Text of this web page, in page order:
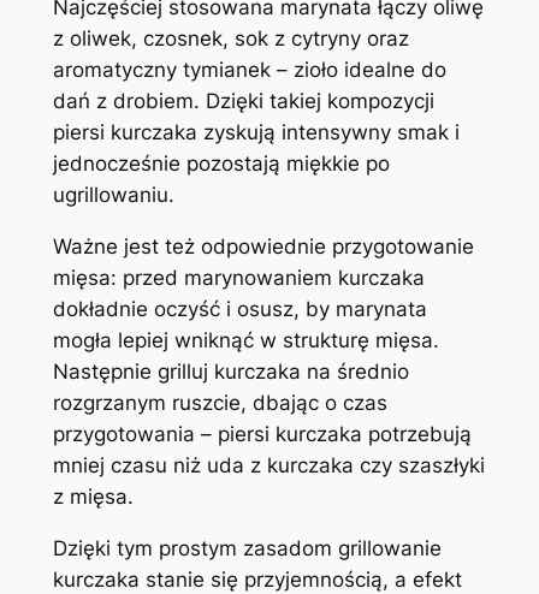
Najczęściej stosowana marynata łączy oliwę
z oliwek, czosnek, sok z cytryny oraz
aromatyczny tymianek – zioło idealne do
dań z drobiem. Dzięki takiej kompozycji
piersi kurczaka zyskują intensywny smak i
jednocześnie pozostają miękkie po
ugrillowaniu.
Ważne jest też odpowiednie przygotowanie
mięsa: przed marynowaniem kurczaka
dokładnie oczyść i osusz, by marynata
mogła lepiej wniknąć w strukturę mięsa.
Następnie grilluj kurczaka na średnio
rozgrzanym ruszcie, dbając o czas
przygotowania – piersi kurczaka potrzebują
mniej czasu niż uda z kurczaka czy szaszłyki
z mięsa.
Dzięki tym prostym zasadom grillowanie
kurczaka stanie się przyjemnością, a efekt